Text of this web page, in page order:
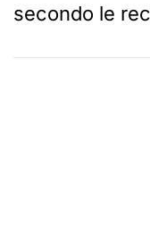
secondo le